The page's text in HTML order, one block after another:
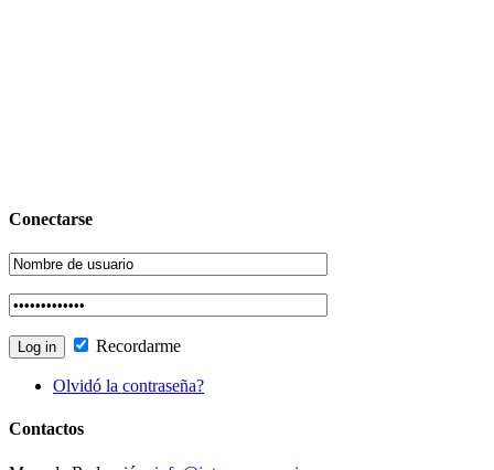
Conectarse
Recordarme
Olvidó la contraseña?
Contactos